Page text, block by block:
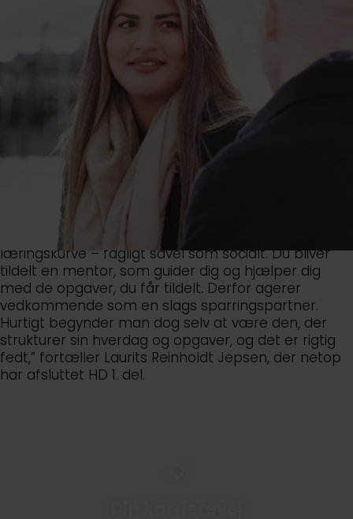
Når du kickstarter din karriere som revisor hos CK,
bliver du en del af et onboardingforløb, der rummer
både faglige og sociale elementer. Vi synes, at der
er en stor værdi i, at I, trainees, får et godt
sammenhold, fordi vi tror på, at det skaber
fundamentet for en stærk faglighed. Derfor følges
du tæt sammen med dine traineekollegaer
gennem traineeforløbet, samtidig med at du også
indgår som ligeværdig kollega med de øvrige
medarbejdere, i din afdeling. Som trainee hos os
bliver du en del af et professionelt miljø med
spændende arbejdsopgaver og skarpe kollegaer.
Hos os er der kort kommandovej og et godt
fællesskab. ”At være trainee i CK er lig med en stejl
læringskurve – fagligt såvel som socialt. Du bliver
tildelt en mentor, som guider dig og hjælper dig
med de opgaver, du får tildelt. Derfor agerer
vedkommende som en slags sparringspartner.
Hurtigt begynder man dog selv at være den, der
strukturer sin hverdag og opgaver, og det er rigtig
fedt,” fortæller Laurits Reinholdt Jepsen, der netop
har afsluttet HD 1. del.